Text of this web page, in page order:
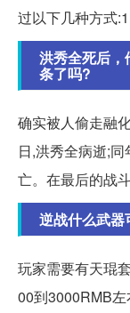
过以下几种方式
洪秀全死后
条了吗?
确实被人偷走融
日,洪秀全病逝;
亡。在最后的战
逆战什么武
玩家需要有天琨
00到3000RMB